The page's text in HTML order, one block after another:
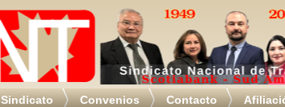
Sindicato Convenios Contacto